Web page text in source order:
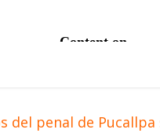
del penal de